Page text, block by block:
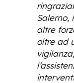
Salerno,
altre
oltre ad